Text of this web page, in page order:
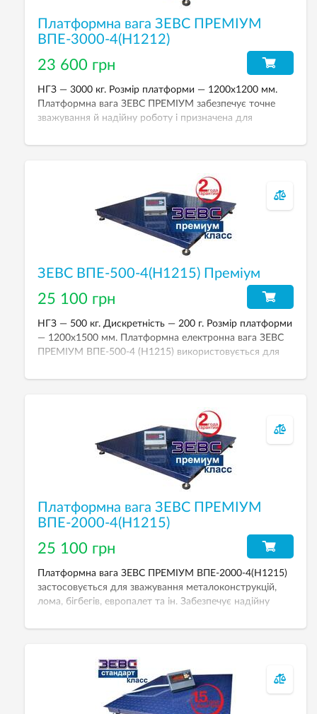
Платформна вага ЗЕВС ПРЕМІУМ
ВПЕ-3000-4(H1212)
23 600 грн
НГЗ — 3000 кг. Розмір платформи — 1200х1200 мм.
Платформна вага ЗЕВС ПРЕМІУМ забезпечує точне
зважування й надійну роботу і призначена для
торгово-комерційних та технологічних операціях.
ЗЕВС ВПЕ-500-4(H1215) Преміум
25 100 грн
НГЗ — 500 кг. Дискретність — 200 г. Розмір платформи
— 1200х1500 мм. Платформна електронна вага ЗЕВС
ПРЕМІУМ ВПЕ-500-4 (H1215) використовується для
торгово-комерційних та технологічних операціях.
Платформна вага ЗЕВС ПРЕМІУМ
ВПЕ-2000-4(H1215)
25 100 грн
Платформна вага ЗЕВС ПРЕМІУМ ВПЕ-2000-4(H1215)
застосовується для зважування металоконструкцій,
лома, бігбегів, европалет та ін. Забезпечує надійну
платформи — 1200х1500 мм.